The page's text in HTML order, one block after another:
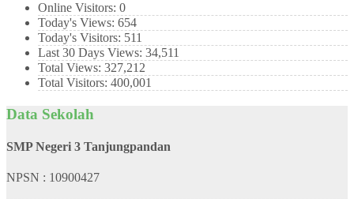
Online Visitors: 0
Today's Views: 654
Today's Visitors: 511
Last 30 Days Views: 34,511
Total Views: 327,212
Total Visitors: 400,001
Data Sekolah
SMP Negeri 3 Tanjungpandan
NPSN : 10900427